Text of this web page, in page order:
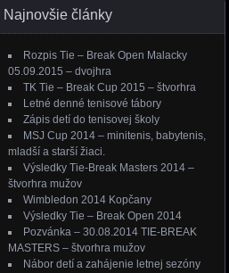
Najnovšie články
Rozpis Tie – Break Open Malacky
05.09.2015 – dvojhra
TK Tie – Break Cup 2015 – štvorhra
Letné denné tenisové tábory
Zápis detí do tenisovej školy
MSJ Cup 2014 – minitenis, babytenis,
mladší a starší žiaci.
Výsledky Tie-Break Masters 2014 –
štvorhra mužov
Wimbledon 2014 Kopčany
Výsledky Tie – Break Open 2014
Pozvánka – 30.08.2014 TIE-BREAK
MASTERS – štvorhra mužov
Nábor detí a zahájenie letnej sezóny